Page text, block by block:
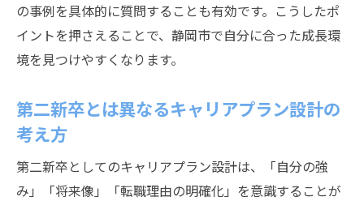
の事例を具体的に質問することも有効です。こうしたポ
イントを押さえることで、静岡市で自分に合った成長環
境を見つけやすくなります。
第二新卒とは異なるキャリアプラン設計の
考え方
第二新卒としてのキャリアプラン設計は、「自分の強
み」「将来像」「転職理由の明確化」を意識することが